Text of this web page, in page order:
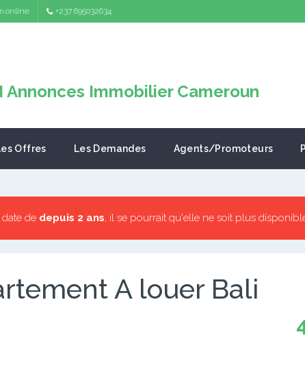
+237 695032634
Offres Les Demandes Agents/Promoteurs
de depuis 2 ans, il se pourrait qu'elle ne soit plus
A louer Bali